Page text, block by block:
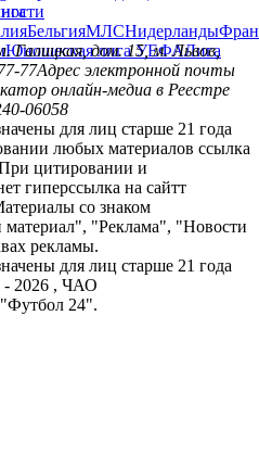
БельгияМЛСНидерланды
Юношеская лига УЕФАЛига
Галицкая, дом. 15, м. Львов,
77Адрес электронной почты
онлайн-медиа в Реестре
06058
для лиц старше 21 года
любых материалов ссылка
цитировании и
гиперссылка на сайтт
со знаком
"Реклама", "Новости
рекламы.
для лиц старше 21 года
- 2026 , ЧАО
24".